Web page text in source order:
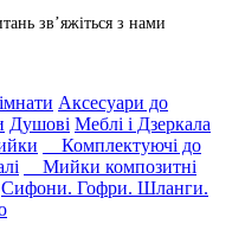
звʼяжіться з нами
Аксесуари до
Душові Меблі і Дзеркала
Комплектуючі до
Мийки композитні
Сифони. Гофри. Шланги.